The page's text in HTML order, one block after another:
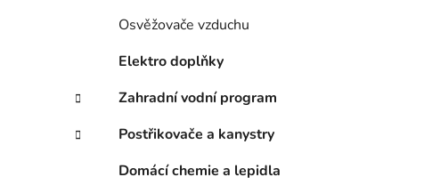
Osvěžovače vzduchu
Elektro doplňky
Zahradní vodní program
Postřikovače a kanystry
Domácí chemie a lepidla